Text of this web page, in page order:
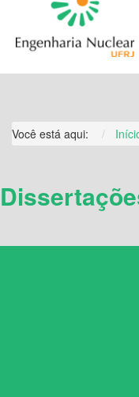
Você está aqui: